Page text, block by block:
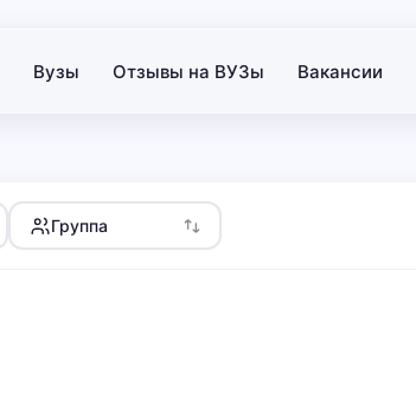
Вузы Отзывы на ВУЗы Вакансии
Группа